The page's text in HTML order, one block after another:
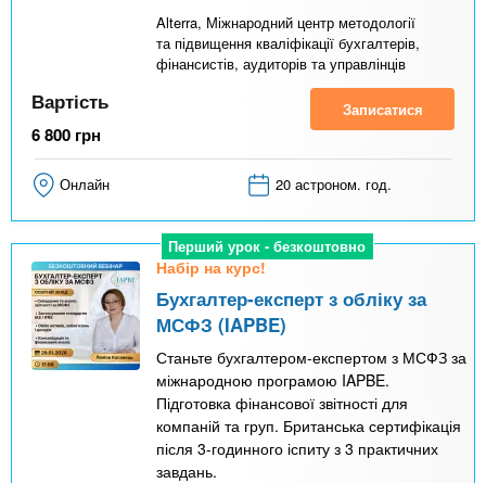
Alterra, Міжнародний центр методології
та підвищення кваліфікації бухгалтерів,
фінансистів, аудиторів та управлінців
Вартість
6 800 грн
Записатися
Онлайн 20 астроном. год.
Перший урок - безкоштовно
Набір на курс!
Бухгалтер-експерт з обліку за
МСФЗ (IAPBE)
Станьте бухгалтером-експертом з МСФЗ за
міжнародною програмою IAPBE.
Підготовка фінансової звітності для
компаній та груп. Британська сертифікація
після 3-годинного іспиту з 3 практичних
завдань.